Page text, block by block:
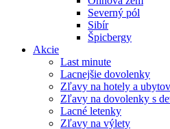
Severný pól
Sibír
Špicbergy
Akcie
Last minute
Lacnejšie dovolenky
Zľavy na hotely a
Zľavy na dovolenky s
Lacné letenky
Zľavy na výlety